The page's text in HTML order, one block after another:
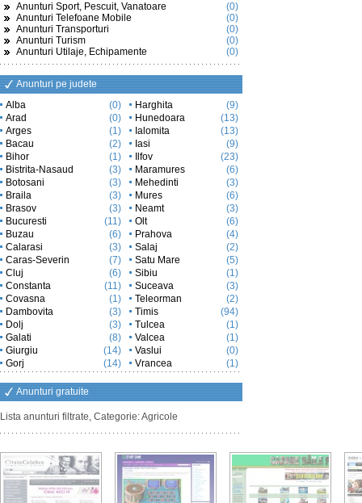
Anunturi Sport, Pescuit, Vanatoare
(0)
Anunturi Telefoane Mobile
(0)
Anunturi Transporturi
(0)
Anunturi Turism
(0)
Anunturi Utilaje, Echipamente
(0)
Anunturi pe judete
Alba
(0)
Arad
(0)
Arges
(1)
Bacau
(2)
Bihor
(1)
Bistrita-Nasaud
(3)
Botosani
(3)
Braila
(3)
Brasov
(3)
Bucuresti
(11)
Buzau
(6)
Calarasi
(3)
Caras-Severin
(7)
Cluj
(6)
Constanta
(11)
Covasna
(1)
Dambovita
(3)
Dolj
(3)
Galati
(8)
Giurgiu
(14)
Gorj
(14)
Harghita
(9)
Hunedoara
(13)
Ialomita
(13)
Iasi
(9)
Ilfov
(23)
Maramures
(6)
Mehedinti
(3)
Mures
(6)
Neamt
(3)
Olt
(6)
Prahova
(4)
Salaj
(2)
Satu Mare
(5)
Sibiu
(1)
Suceava
(3)
Teleorman
(2)
Timis
(94)
Tulcea
(1)
Valcea
(1)
Vaslui
(0)
Vrancea
(1)
Anunturi gratuite
Lista anunturi filtrate, Categorie: Agricole